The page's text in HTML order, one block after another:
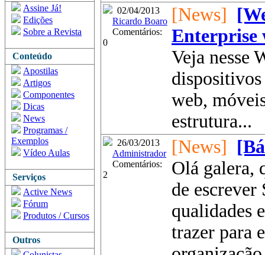
Assine Já!
Edições
Sobre a Revista
Conteúdo
Apostilas
Artigos
Componentes
Dicas
News
Programas /
Exemplos
Vídeo Aulas
Serviços
Active News
Fórum
Produtos / Cursos
Outros
02/04/2013
Ricardo Boaro
Comentários:
0
[News]
Enterprise
Veja nesse
web,
estrutura...
26/03/2013
Administrador
Comentários:
2
[News]
Olá galera,
de
qualidades
trazer para